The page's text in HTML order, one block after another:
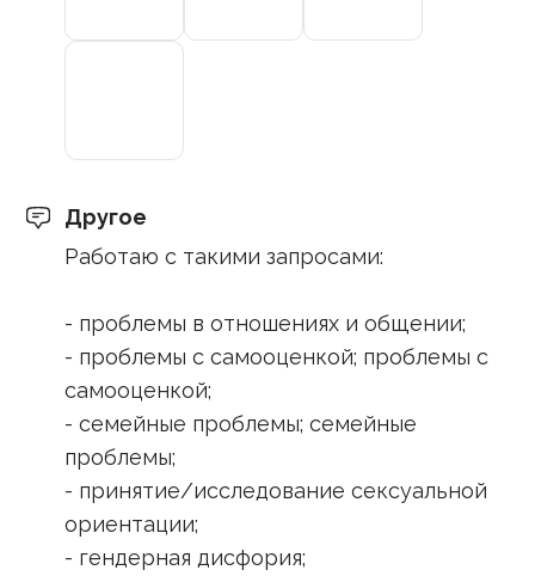
Другое
Работаю с такими запросами:
- проблемы в отношениях и общении;
- проблемы с самооценкой; проблемы с
самооценкой;
- семейные проблемы; семейные
проблемы;
- принятие/исследование сексуальной
ориентации;
- гендерная дисфория;